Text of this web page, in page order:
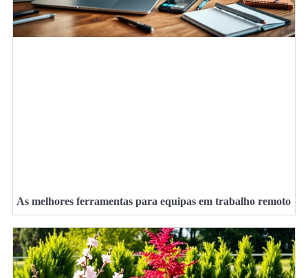
As melhores ferramentas para equipas em trabalho remoto